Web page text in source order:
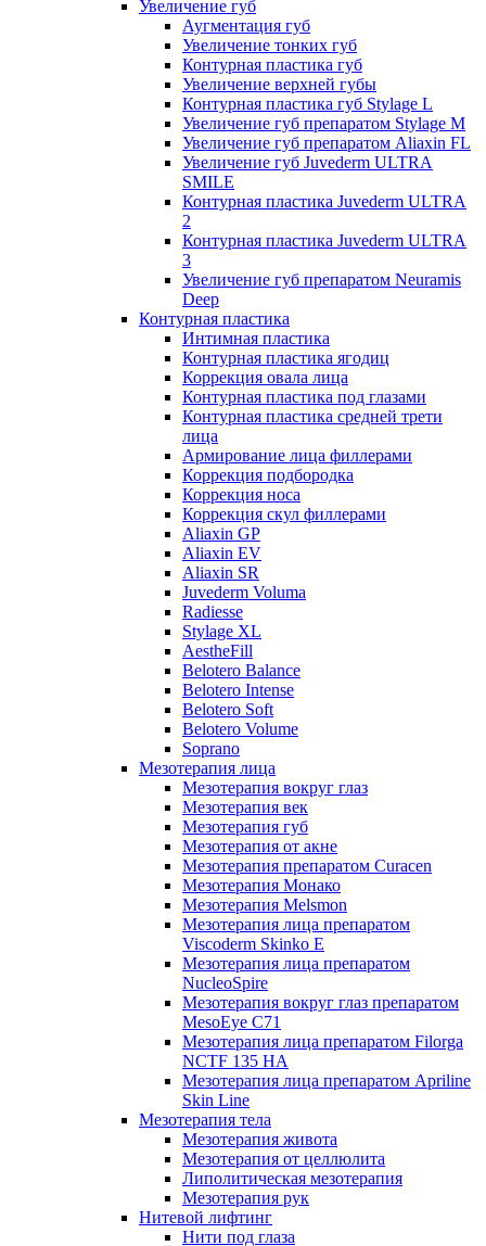
Увеличение губ
Аугментация губ
Увеличение тонких губ
Контурная пластика губ
Увеличение верхней губы
Контурная пластика губ Stylage L
Увеличение губ препаратом Stylage M
Увеличение губ препаратом Aliaxin FL
Увеличение губ Juvederm ULTRA
SMILE
Контурная пластика Juvederm ULTRA
2
Контурная пластика Juvederm ULTRA
3
Увеличение губ препаратом Neuramis
Deep
Контурная пластика
Интимная пластика
Контурная пластика ягодиц
Коррекция овала лица
Контурная пластика под глазами
Контурная пластика средней трети
лица
Армирование лица филлерами
Коррекция подбородка
Коррекция носа
Коррекция скул филлерами
Aliaxin GP
Aliaxin EV
Aliaxin SR
Juvederm Voluma
Radiesse
Stylage XL
AestheFill
Belotero Balance
Belotero Intense
Belotero Soft
Belotero Volume
Soprano
Мезотерапия лица
Мезотерапия вокруг глаз
Мезотерапия век
Мезотерапия губ
Мезотерапия от акне
Мезотерапия препаратом Curacen
Мезотерапия Монако
Мезотерапия Melsmon
Мезотерапия лица препаратом
Viscoderm Skinko E
Мезотерапия лица препаратом
NucleoSpire
Мезотерапия вокруг глаз препаратом
MesoEye С71
Мезотерапия лица препаратом Filorga
NCTF 135 HA
Мезотерапия лица препаратом Apriline
Skin Line
Мезотерапия тела
Мезотерапия живота
Мезотерапия от целлюлита
Липолитическая мезотерапия
Мезотерапия рук
Нитевой лифтинг
Нити под глаза